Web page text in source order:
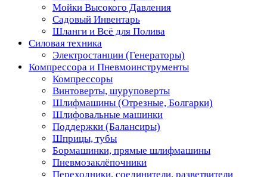
Мойки Высокого Давления
Садовый Инвентарь
Шланги и Всё для Полива
Силовая техника
Электростанции (Генераторы)
Компрессора и Пневмоинструменты
Компрессоры
Винтоверты, шуруповерты
Шлифмашины (Отрезные, Болгарки)
Шлифовальные машинки
Поддержки (Балансиры)
Шприцы, тубы
Бормашинки, прямые шлифмашины
Пневмозаклёпочники
Переходники, соединители, разветвители